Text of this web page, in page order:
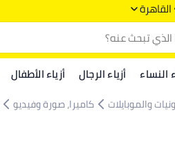
القاهرة
النساء أزياء الرجال أزياء الأطفال
والموبايلات كاميرا، صورة وفيديو